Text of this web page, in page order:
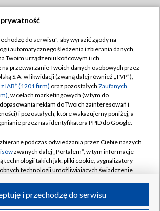
TVP
TVP
Cyfrowa
Regulamin TVP
Polityka prywatności
Moje zgody
Pomoc
Kontakt
Kanały
do serwisu", aby wyrazić zgody na
automatycznego śledzenia i zbierania danych,
Twoim urządzeniu końcowym i ich
przetwarzanie Twoich danych osobowych przez
S.A. w likwidacji (zwaną dalej również „TVP”),
IAB* (1201 firm) oraz pozostałych Zaufanych
, w celach marketingowych (w tym do
reklam do Twoich zainteresowań i
i pozostałych, które wskazujemy poniżej, a
przez nas identyfikatora PPID do Google.
podczas odwiedzania przez Ciebie naszych
zwanych dalej „Portalem”, w tym informacje
technologii takich jak: pliki cookie, sygnalizatory
technologii umożliwiających świadczenie
i przechodzę do serwisu